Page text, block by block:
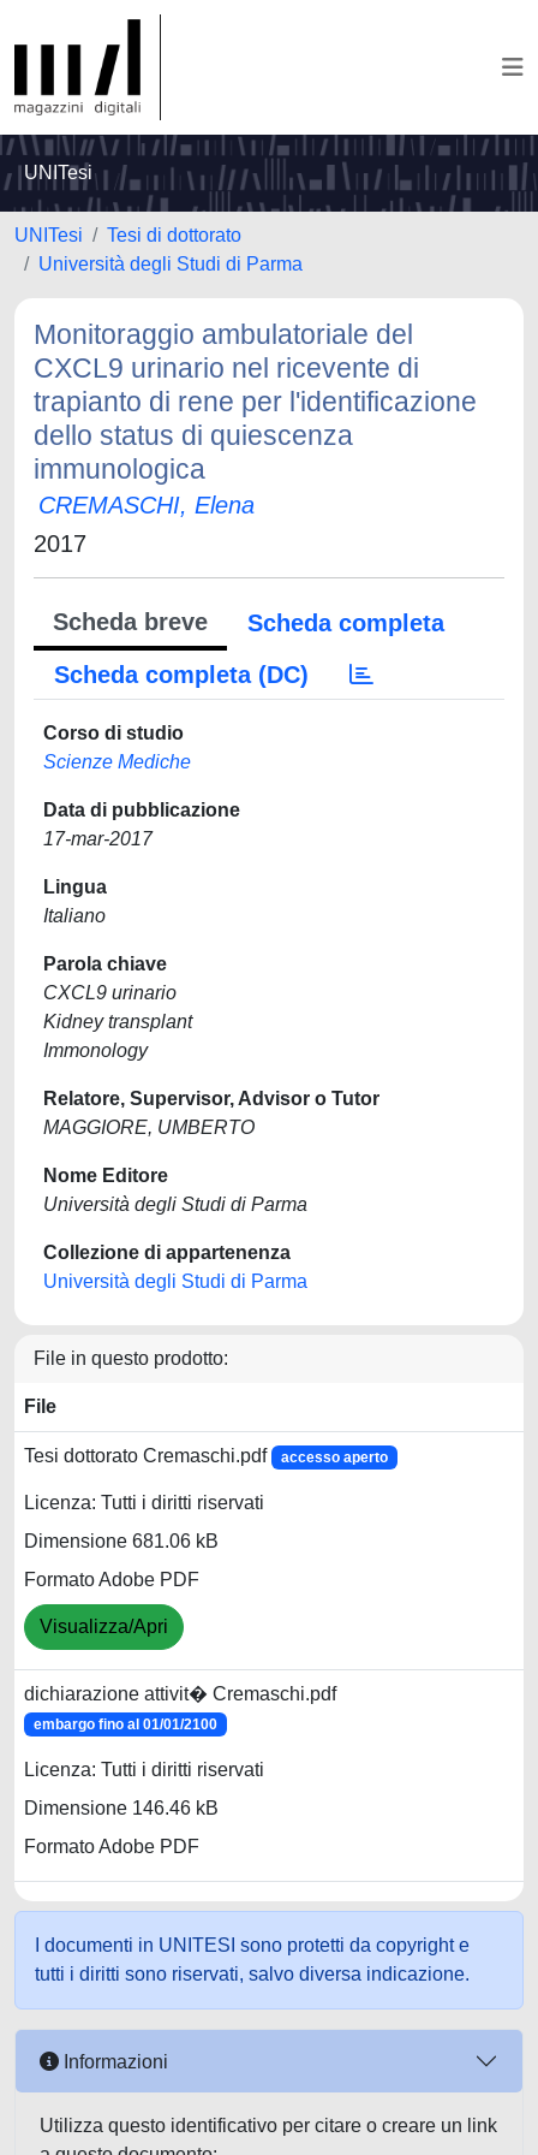
UNITesi
UNITesi
Tesi di dottorato
Università degli Studi di Parma
Monitoraggio ambulatoriale del
CXCL9 urinario nel ricevente di
trapianto di rene per l'identificazione
dello status di quiescenza
immunologica
CREMASCHI, Elena
2017
Scheda breve
Scheda completa
Scheda completa (DC)
Corso di studio
Scienze Mediche
Data di pubblicazione
17-mar-2017
Lingua
Italiano
Parola chiave
CXCL9 urinario
Kidney transplant
Immonology
Relatore, Supervisor, Advisor o Tutor
MAGGIORE, UMBERTO
Nome Editore
Università degli Studi di Parma
Collezione di appartenenza
Università degli Studi di Parma
File in questo prodotto:
File
Tesi dottorato Cremaschi.pdf accesso aperto
Licenza: Tutti i diritti riservati
Dimensione 681.06 kB
Formato Adobe PDF
Visualizza/Apri
dichiarazione attivit� Cremaschi.pdf
embargo fino al 01/01/2100
Licenza: Tutti i diritti riservati
Dimensione 146.46 kB
Formato Adobe PDF
I documenti in UNITESI sono protetti da copyright e
tutti i diritti sono riservati, salvo diversa indicazione.
Informazioni
Utilizza questo identificativo per citare o creare un link